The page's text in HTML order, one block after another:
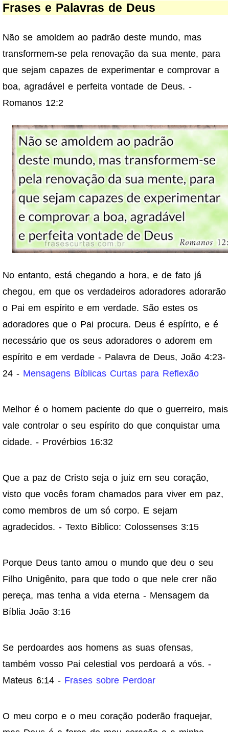
Frases e Palavras de Deus
Não se amoldem ao padrão deste mundo, mas
transformem-se pela renovação da sua mente, para
que sejam capazes de experimentar e comprovar a
boa, agradável e perfeita vontade de Deus. -
Romanos 12:2
No entanto, está chegando a hora, e de fato já
chegou, em que os verdadeiros adoradores adorarão
o Pai em espírito e em verdade. São estes os
adoradores que o Pai procura. Deus é espírito, e é
necessário que os seus adoradores o adorem em
espírito e em verdade - Palavra de Deus, João 4:23-
24 - Mensagens Bíblicas Curtas para Reflexão
Melhor é o homem paciente do que o guerreiro, mais
vale controlar o seu espírito do que conquistar uma
cidade. - Provérbios 16:32
Que a paz de Cristo seja o juiz em seu coração,
visto que vocês foram chamados para viver em paz,
como membros de um só corpo. E sejam
agradecidos. - Texto Bíblico: Colossenses 3:15
Porque Deus tanto amou o mundo que deu o seu
Filho Unigênito, para que todo o que nele crer não
pereça, mas tenha a vida eterna - Mensagem da
Bíblia João 3:16
Se perdoardes aos homens as suas ofensas,
também vosso Pai celestial vos perdoará a vós. -
Mateus 6:14 - Frases sobre Perdoar
O meu corpo e o meu coração poderão fraquejar,